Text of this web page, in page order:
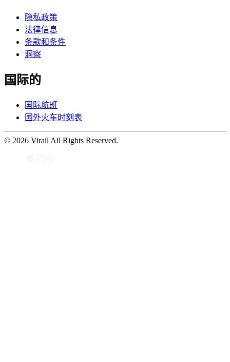
隐私政策
法律信息
条款和条件
洞察
国际的
国际航班
国外火车时刻表
© 2026 Virail All Rights Reserved.